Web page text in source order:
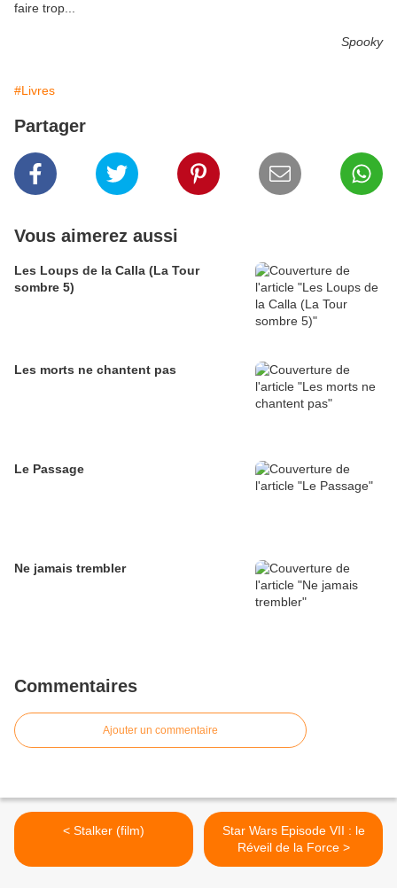
faire trop...
Spooky
#Livres
Partager
Vous aimerez aussi
Les Loups de la Calla (La Tour
sombre 5)
Les morts ne chantent pas
Le Passage
Ne jamais trembler
Commentaires
Ajouter un commentaire
< Stalker (film)
Star Wars Episode VII : le
Réveil de la Force >